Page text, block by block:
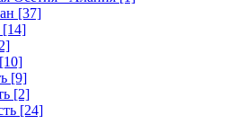
[37]
[14]
[9]
[2]
[24]